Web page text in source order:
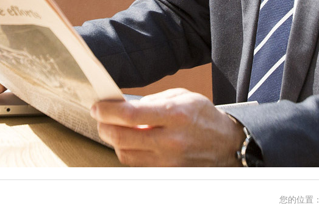
您的位置：